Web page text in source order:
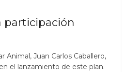
participación
Animal, Juan Carlos Caballero,
el lanzamiento de este plan.